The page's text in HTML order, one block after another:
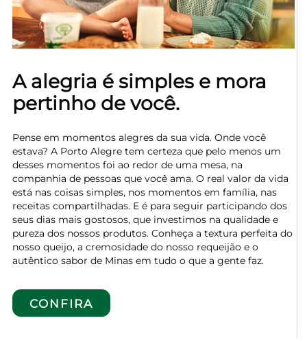
A alegria é simples e mora
pertinho de você.
Pense em momentos alegres da sua vida. Onde você
estava? A Porto Alegre tem certeza que pelo menos um
desses momentos foi ao redor de uma mesa, na
companhia de pessoas que você ama. O real valor da vida
está nas coisas simples, nos momentos em família, nas
receitas compartilhadas. E é para seguir participando dos
seus dias mais gostosos, que investimos na qualidade e
pureza dos nossos produtos. Conheça a textura perfeita do
nosso queijo, a cremosidade do nosso requeijão e o
autêntico sabor de Minas em tudo o que a gente faz.
CONFIRA
de Privacidade.
Gerenciar cookies
Cookies de desempenho